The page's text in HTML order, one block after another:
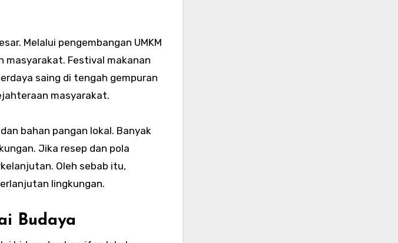
Melalui pengembangan UMKM
masyarakat. Festival makanan
saing di tengah gempuran
masyarakat.
bahan pangan lokal. Banyak
Jika resep dan pola
Oleh sebab itu,
lingkungan.
Budaya